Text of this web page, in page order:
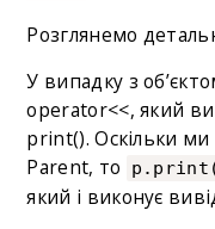
Розглянемо
У випадку з
operator<<, який
print(). Оскільки ми
Parent, то
який і виконує